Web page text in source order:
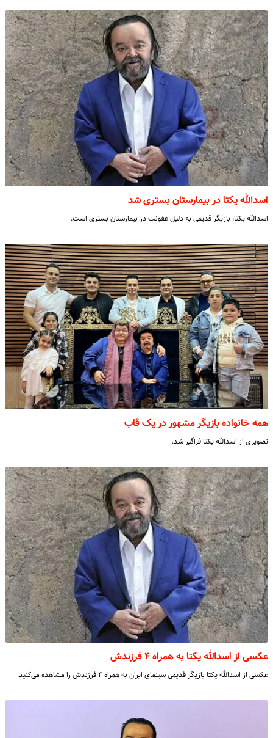
اسدالله یکتا در بیمارستان بستری شد
اسدالله یکتا، بازیگر قدیمی به دلیل عفونت در بیمارستان بستری است.
همه خانواده بازیگر مشهور در یک قاب
تصویری از اسدالله یکتا فراگیر شد.
عکسی از اسدالله یکتا به همراه ۴ فرزندش
عکسی از اسدالله یکتا بازیگر قدیمی سینمای ایران به همراه ۴ فرزندش را مشاهده می‌کنید.